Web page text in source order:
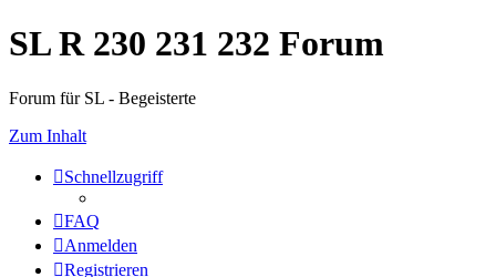
SL R 230 231 232 Forum
Forum für SL - Begeisterte
Zum Inhalt
Schnellzugriff
FAQ
Anmelden
Registrieren